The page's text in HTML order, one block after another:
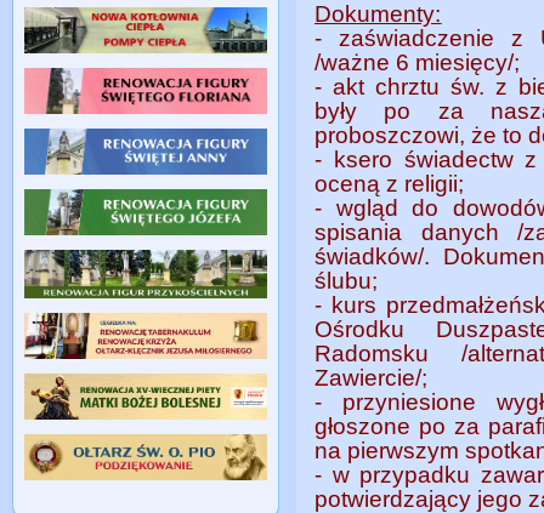
Dokumenty:
- zaświadczenie z
/ważne 6 miesięcy/;
- akt chrztu św. z
były po za
proboszczowi, że to
- ksero świadectw z
oceną z religii;
- wgląd do
spisania danych /
świadków/.
ślubu;
- kurs
Ośrodku
Radomsku /
Zawiercie/;
- przyniesione
głoszone po za
na pierwszym
- w przypadku
potwierdzający jego